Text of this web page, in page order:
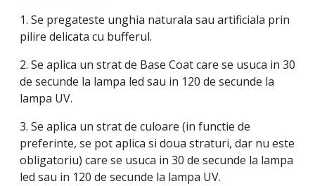
1. Se pregateste unghia naturala sau artificiala prin
pilire delicata cu bufferul.
2. Se aplica un strat de Base Coat care se usuca in 30
de secunde la lampa led sau in 120 de secunde la
lampa UV.
3. Se aplica un strat de culoare (in functie de
preferinte, se pot aplica si doua straturi, dar nu este
obligatoriu) care se usuca in 30 de secunde la lampa
led sau in 120 de secunde la lampa UV.